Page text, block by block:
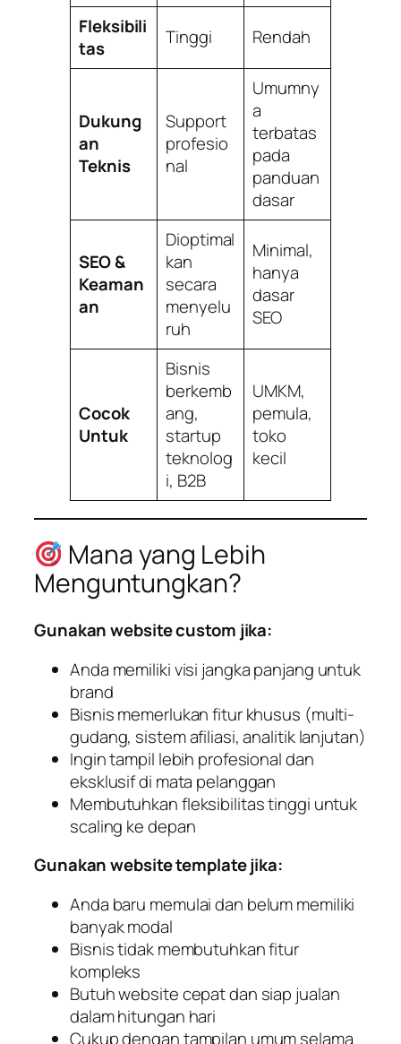
Fleksibili
tas
Tinggi Rendah
Dukung
an
Teknis
Support
profesio
nal
Umumny
a
terbatas
pada
panduan
dasar
SEO &
Keaman
an
Dioptimal
kan
secara
menyelu
ruh
Minimal,
hanya
dasar
SEO
Cocok
Untuk
Bisnis
berkemb
ang,
startup
teknolog
i, B2B
UMKM,
pemula,
toko
kecil
Mana yang Lebih
Menguntungkan?
Gunakan website custom jika:
Anda memiliki visi jangka panjang untuk
brand
Bisnis memerlukan fitur khusus (multi-
gudang, sistem afiliasi, analitik lanjutan)
Ingin tampil lebih profesional dan
eksklusif di mata pelanggan
Membutuhkan fleksibilitas tinggi untuk
scaling ke depan
Gunakan website template jika:
Anda baru memulai dan belum memiliki
banyak modal
Bisnis tidak membutuhkan fitur
kompleks
Butuh website cepat dan siap jualan
dalam hitungan hari
Cukup dengan tampilan umum selama